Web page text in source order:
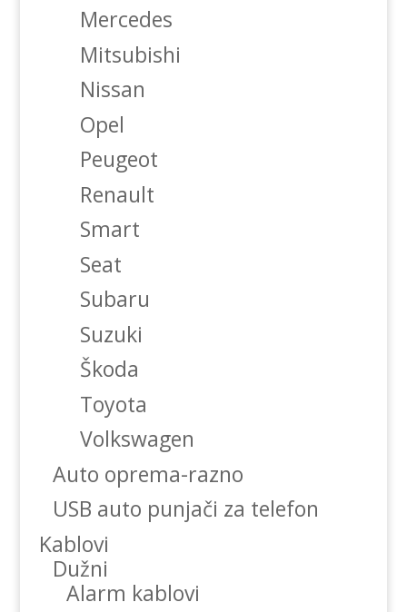
Mercedes
Mitsubishi
Nissan
Opel
Peugeot
Renault
Smart
Seat
Subaru
Suzuki
Škoda
Toyota
Volkswagen
Auto oprema-razno
USB auto punjači za telefon
Kablovi
Dužni
Alarm kablovi